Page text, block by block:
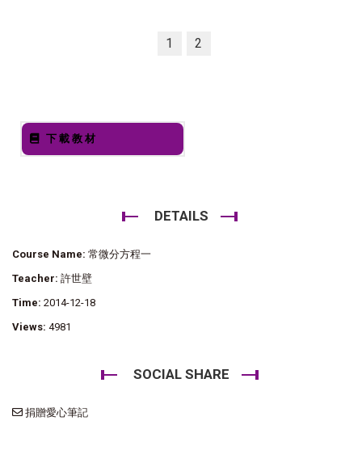
1 2
下載教材
DETAILS
Course Name: 常微分方程一
Teacher: 許世壁
Time: 2014-12-18
Views: 4981
SOCIAL SHARE
捐贈愛心筆記